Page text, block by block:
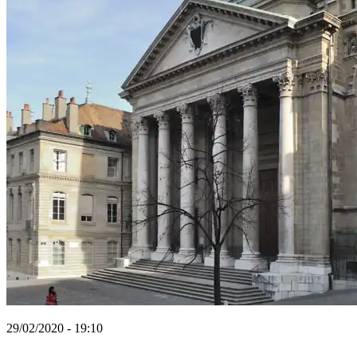
29/02/2020 - 19:10